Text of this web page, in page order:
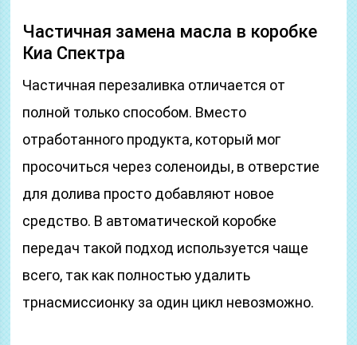
Частичная замена масла в коробке
Киа Спектра
Частичная перезаливка отличается от
полной только способом. Вместо
отработанного продукта, который мог
просочиться через соленоиды, в отверстие
для долива просто добавляют новое
средство. В автоматической коробке
передач такой подход используется чаще
всего, так как полностью удалить
трнасмиссионку за один цикл невозможно.